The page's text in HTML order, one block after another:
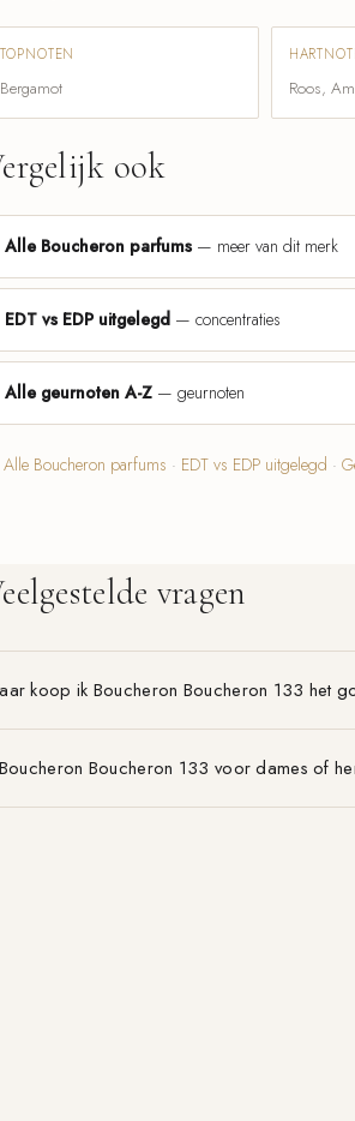
TOPNOTEN
Bergamot Roos,
ook
Alle Boucheron parfums — meer van dit merk
EDT vs EDP uitgelegd — concentraties
Alle geurnoten A-Z — geurnoten
Alle Boucheron parfums · EDT vs EDP uitgelegd ·
vragen
koop ik Boucheron Boucheron 133 het
Boucheron 133 voor dames of